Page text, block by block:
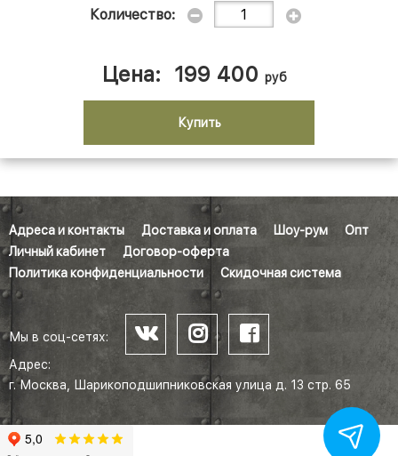
Количество:
Цена: 199 400 руб
Купить
Адреса и контакты Доставка и оплата Шоу-рум
Опт
Личный кабинет
Договор-оферта
Политика конфиденциальности
Скидочная система
Мы в соц-сетях:
Адрес:
г. Москва, Шарикоподшипниковская улица д. 13 стр. 65